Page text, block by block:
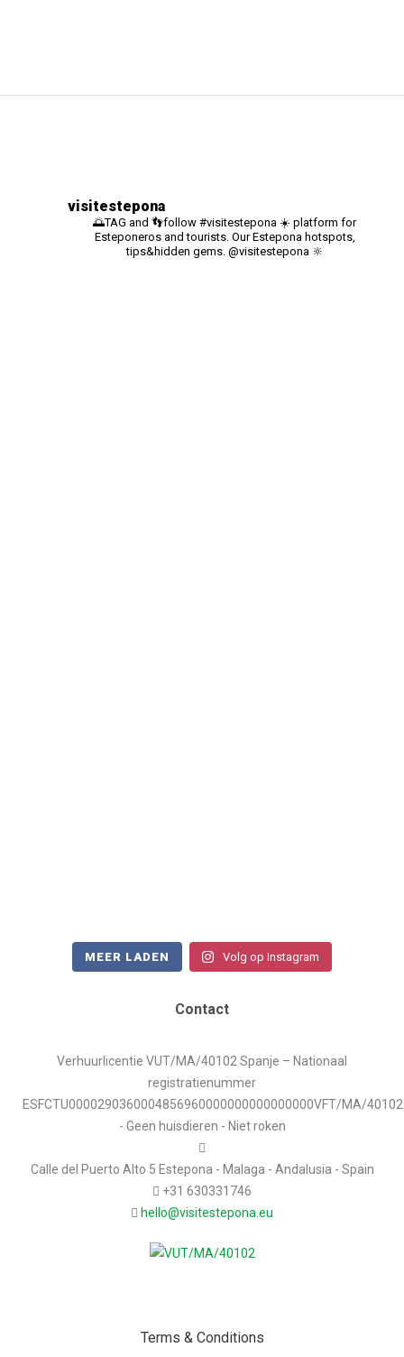
visitestepona
🌅TAG and 👣follow #visitestepona ☀️ platform for
Esteponeros and tourists. Our Estepona hotspots,
tips&hidden gems. @visitestepona 🔆
MEER LADEN Volg op Instagram
Contact
Verhuurlicentie VUT/MA/40102 Spanje – Nationaal
registratienummer
ESFCTU0000290360004856960000000000000000VFT/MA/
- Geen huisdieren - Niet roken
Calle del Puerto Alto 5 Estepona - Malaga - Andalusia - Spain
+31 630331746
hello@visitestepona.eu
Terms & Conditions